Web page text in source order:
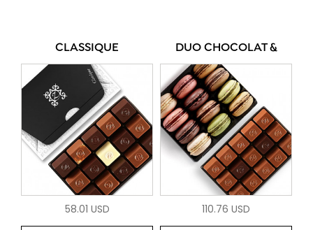
CLASSIQUE
58.01 USD
DUO CHOCOLAT &
110.76 USD